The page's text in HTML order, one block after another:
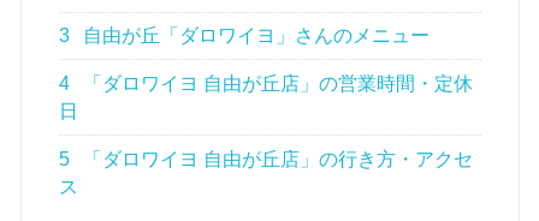
3 自由が丘「ダロワイヨ」さんのメニュー
4
「ダロワイヨ 自由が丘店」の営業時間・定休
日
5
「ダロワイヨ 自由が丘店」の行き方・アクセ
ス